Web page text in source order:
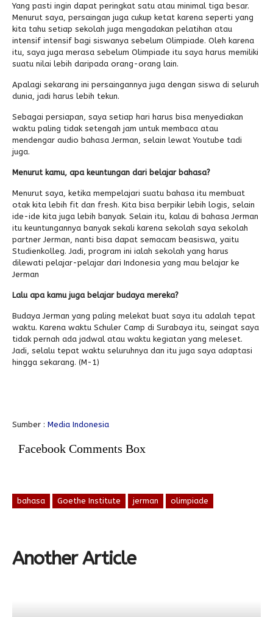
Yang pasti ingin dapat peringkat satu atau minimal tiga besar.
Menurut saya, persaingan juga cukup ketat karena seperti yang
kita tahu setiap sekolah juga mengadakan pelatihan atau
intensif intensif bagi siswanya sebelum Olimpiade. Oleh karena
itu, saya juga merasa sebelum Olimpiade itu saya harus memiliki
suatu nilai lebih daripada orang-orang lain.
Apalagi sekarang ini persaingannya juga dengan siswa di seluruh
dunia, jadi harus lebih tekun.
Sebagai persiapan, saya setiap hari harus bisa menyediakan
waktu paling tidak setengah jam untuk membaca atau
mendengar audio bahasa Jerman, selain lewat Youtube tadi
juga.
Menurut kamu, apa keuntungan dari belajar bahasa?
Menurut saya, ketika mempelajari suatu bahasa itu membuat
otak kita lebih fit dan fresh. Kita bisa berpikir lebih logis, selain
ide-ide kita juga lebih banyak. Selain itu, kalau di bahasa Jerman
itu keuntungannya banyak sekali karena sekolah saya sekolah
partner Jerman, nanti bisa dapat semacam beasiswa, yaitu
Studienkolleg. Jadi, program ini ialah sekolah yang harus
dilewati pelajar-pelajar dari Indonesia yang mau belajar ke
Jerman
Lalu apa kamu juga belajar budaya mereka?
Budaya Jerman yang paling melekat buat saya itu adalah tepat
waktu. Karena waktu Schuler Camp di Surabaya itu, seingat saya
tidak pernah ada jadwal atau waktu kegiatan yang meleset.
Jadi, selalu tepat waktu seluruhnya dan itu juga saya adaptasi
hingga sekarang. (M-1)
Sumber : Media Indonesia
Facebook Comments Box
bahasa Goethe Institute jerman olimpiade
Another Article